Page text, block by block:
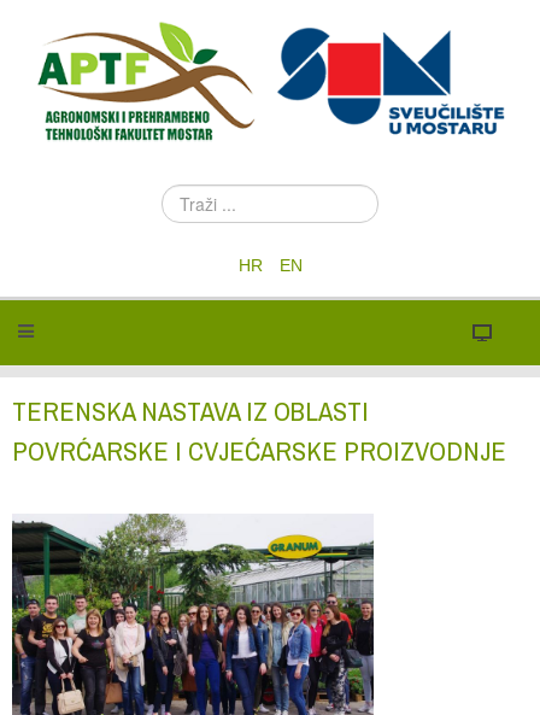
T
r
i
.
HR EN
TERENSKA NASTAVA IZ OBLASTI
POVRĆARSKE I CVJEĆARSKE PROIZVODNJE